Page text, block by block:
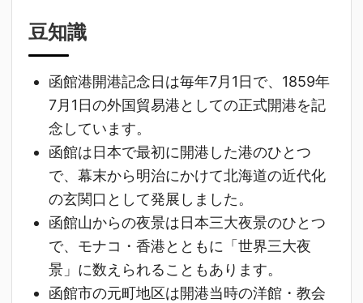
豆知識
函館港開港記念日は毎年7月1日で、1859年
7月1日の外国貿易港としての正式開港を記
念しています。
函館は日本で最初に開港した港のひとつ
で、幕末から明治にかけて北海道の近代化
の玄関口として発展しました。
函館山からの夜景は日本三大夜景のひとつ
で、モナコ・香港とともに「世界三大夜
景」に数えられることもあります。
函館市の元町地区は開港当時の洋館・教会